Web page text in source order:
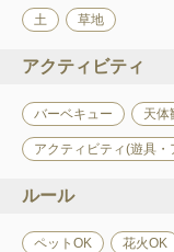
土 草地
アクティビティ
バーベキュー 天体
アクティビティ(遊具
ルール
ペットOK 花火OK